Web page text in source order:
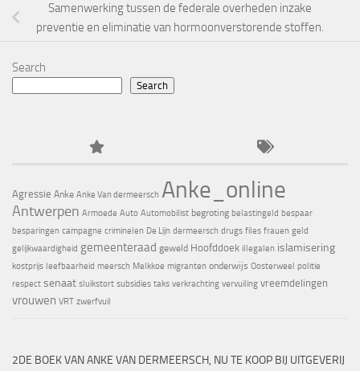
Samenwerking tussen de federale overheden inzake
preventie en eliminatie van hormoonverstorende stoffen.
Search
Search
Agressie Anke Anke Van dermeersch Anke_online
Antwerpen Armoede Auto Automobilist begroting belastingeld bespaar
besparingen campagne criminelen De Lijn dermeersch drugs files frauen geld
gelijkwaardigheid gemeenteraad geweld Hoofddoek illegalen islamisering
kostprijs leefbaarheid meersch Melkkoe migranten onderwijs Oosterweel politie
respect senaat sluikstort subsidies taks verkrachting vervuiling vreemdelingen
vrouwen VRT zwerfvuil
2DE BOEK VAN ANKE VAN DERMEERSCH, NU TE KOOP BIJ UITGEVERIJ